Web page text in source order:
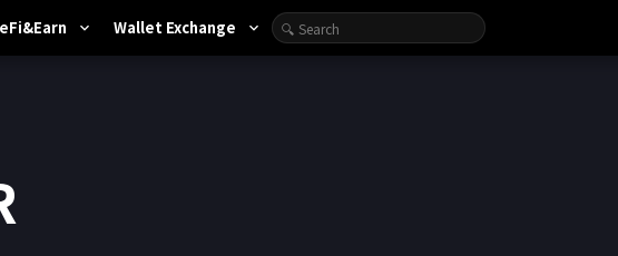
expand_more Wallet Exchange expand_more